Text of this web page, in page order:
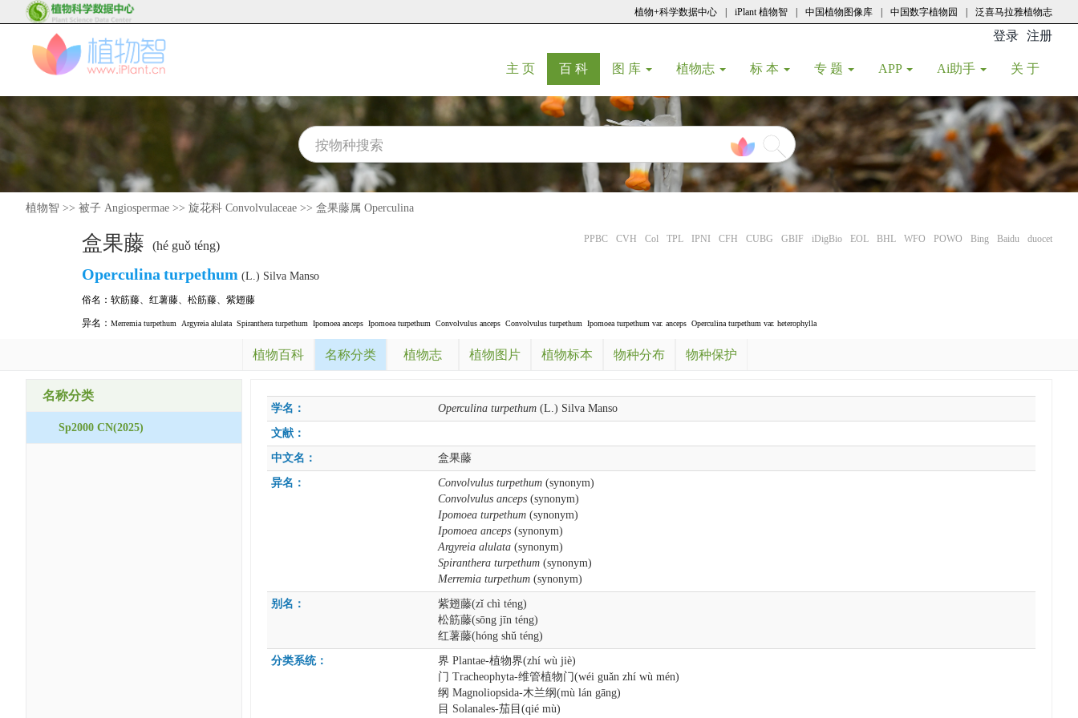
植物+科学数据中心 iPlant 植物智 中国植物图像库 中国数字植物园 泛喜马拉雅植物志
登录 注册
主 页(current)
百 科(current)
图 库 植物志 标 本 专 题 APP Ai助手 关 于
植物智 >> 被子 Angiospermae >> 旋花科 Convolvulaceae >> 盒果藤属 Operculina
盒果藤 (hé guǒ téng) PPBC CVH Col TPL IPNI CFH CUBG GBIF iDigBio EOL BHL WFO POWO Bing Baidu duocet
Operculina turpethum (L.) Silva Manso
俗名： 软筋藤、 红薯藤、 松筋藤、 紫翅藤
异名： Merremia turpethum Argyreia alulata Spiranthera turpethum Ipomoea anceps Ipomoea turpethum Convolvulus anceps Convolvulus turpethum Ipomoea turpethum var. anceps Operculina turpethum var. heterophylla
植物百科 名称分类 植物志 植物图片 植物标本 物种分布 物种保护
名称分类
Sp2000 CN(2025)
学名： Operculina turpethum (L.) Silva Manso
文献：
中文名： 盒果藤
异名： Convolvulus turpethum (synonym)
Convolvulus anceps (synonym)
Ipomoea turpethum (synonym)
Ipomoea anceps (synonym)
Argyreia alulata (synonym)
Spiranthera turpethum (synonym)
Merremia turpethum (synonym)
别名：
紫翅藤(zǐ chì téng)
松筋藤(sōng jīn téng)
红薯藤(hóng shǔ téng)
分类系统：
界 Plantae-植物界(zhí wù jiè)
门 Tracheophyta-维管植物门(wéi guǎn zhí wù mén)
纲 Magnoliopsida-木兰纲(mù lán gāng)
目 Solanales-茄目(qié mù)